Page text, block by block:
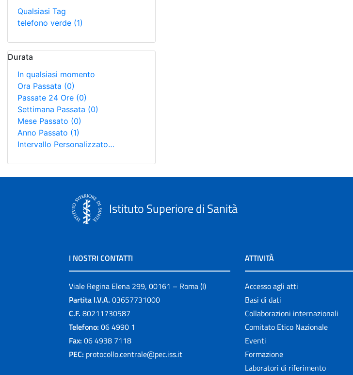
Qualsiasi Tag
telefono verde (1)
Durata
In qualsiasi momento
Ora Passata (0)
Passate 24 Ore (0)
Settimana Passata (0)
Mese Passato (0)
Anno Passato (1)
Intervallo Personalizzato…
Istituto Superiore di Sanità
I NOSTRI CONTATTI
Viale Regina Elena 299, 00161 – Roma (I)
Partita I.V.A. 03657731000
C.F. 80211730587
Telefono: 06 4990 1
Fax: 06 4938 7118
PEC: protocollo.centrale@pec.iss.it
ATTIVITÀ
Accesso agli atti
Basi di dati
Collaborazioni internazionali
Comitato Etico Nazionale
Eventi
Formazione
Laboratori di riferimento